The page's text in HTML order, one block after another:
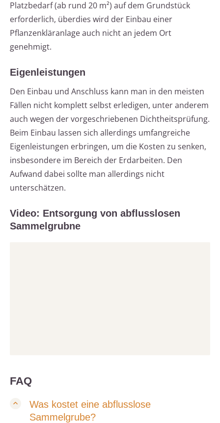
Platzbedarf (ab rund 20 m²) auf dem Grundstück
erforderlich, überdies wird der Einbau einer
Pflanzenkläranlage auch nicht an jedem Ort
genehmigt.
Eigenleistungen
Den Einbau und Anschluss kann man in den meisten
Fällen nicht komplett selbst erledigen, unter anderem
auch wegen der vorgeschriebenen Dichtheitsprüfung.
Beim Einbau lassen sich allerdings umfangreiche
Eigenleistungen erbringen, um die Kosten zu senken,
insbesondere im Bereich der Erdarbeiten. Den
Aufwand dabei sollte man allerdings nicht
unterschätzen.
Video: Entsorgung von abflusslosen
Sammelgrubne
FAQ
Was kostet eine abflusslose
Sammelgrube?